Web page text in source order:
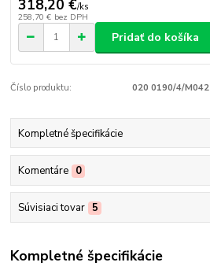
318,20 €/ks
258,70 € bez DPH
Pridať do košíka
Číslo produktu: 020 0190/4/M042
Kompletné špecifikácie
Komentáre 0
Súvisiaci tovar 5
Kompletné špecifikácie